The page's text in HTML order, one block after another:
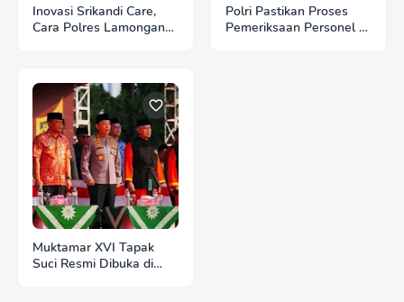
Inovasi Srikandi Care,
Cara Polres Lamongan
Polri Pastikan Proses
Pemeriksaan Personel di
Muktamar XVI Tapak
Suci Resmi Dibuka di